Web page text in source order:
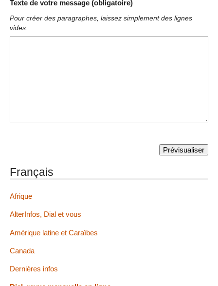
Texte de votre message (obligatoire)
Pour créer des paragraphes, laissez simplement des lignes
vides.
Français
Afrique
AlterInfos, Dial et vous
Amérique latine et Caraïbes
Canada
Dernières infos